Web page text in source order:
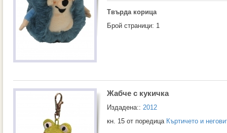
Твърда корица
Брой страници: 1
Жабче с кукичка
Издадена:: 2012
кн. 15 от поредица Къртичето и